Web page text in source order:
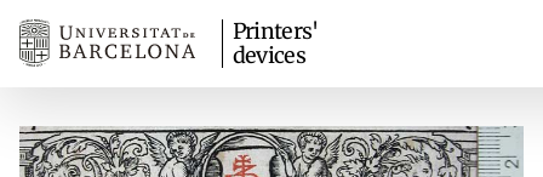
Printers'
devices